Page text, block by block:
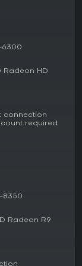
come Mount
come
scenari
espansione
ampliata e
l'atmosfera
di connettersi
21.000 in
la
6300
Radeon HD
connection
required
8350
Radeon R9